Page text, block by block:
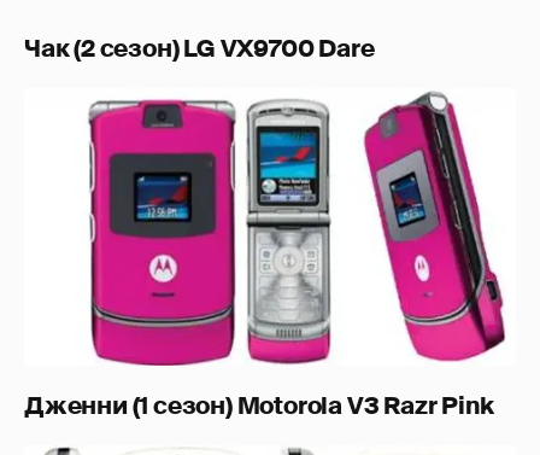
Чак (2 сезон) LG VX9700 Dare
Дженни (1 сезон) Motorola V3 Razr Pink